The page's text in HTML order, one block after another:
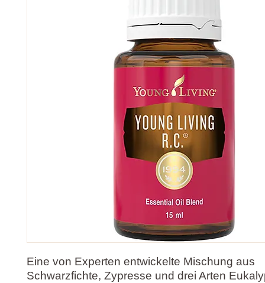
Eine von Experten entwickelte Mischung aus
Schwarzfichte, Zypresse und drei Arten